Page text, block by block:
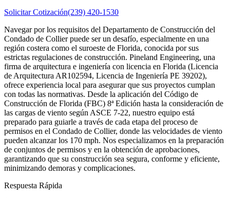
Solicitar Cotización(239) 420-1530
Navegar por los requisitos del Departamento de Construcción del
Condado de Collier puede ser un desafío, especialmente en una
región costera como el suroeste de Florida, conocida por sus
estrictas regulaciones de construcción. Pineland Engineering, una
firma de arquitectura e ingeniería con licencia en Florida (Licencia
de Arquitectura AR102594, Licencia de Ingeniería PE 39202),
ofrece experiencia local para asegurar que sus proyectos cumplan
con todas las normativas. Desde la aplicación del Código de
Construcción de Florida (FBC) 8ª Edición hasta la consideración de
las cargas de viento según ASCE 7-22, nuestro equipo está
preparado para guiarle a través de cada etapa del proceso de
permisos en el Condado de Collier, donde las velocidades de viento
pueden alcanzar los 170 mph. Nos especializamos en la preparación
de conjuntos de permisos y en la obtención de aprobaciones,
garantizando que su construcción sea segura, conforme y eficiente,
minimizando demoras y complicaciones.
Respuesta Rápida